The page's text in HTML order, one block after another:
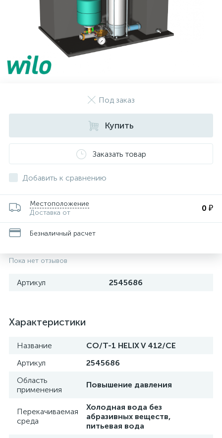
Под заказ
Купить
Заказать товар
Добавить к сравнению
Местоположение
Доставка от
0 ₽
Безналичный расчет
Пока нет отзывов
Артикул 2545686
Характеристики
Название
CO/T-1 HELIX V 412/CE
Артикул
2545686
Область
применения
Повышение давления
Перекачиваемая
среда
Холодная вода без
абразивных веществ,
питьевая вода